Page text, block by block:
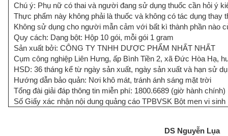
Chú ý: Phụ nữ có thai và người đang sử dụng thuốc cần hỏi ý
Thực phẩm này không phải là thuốc và không có tác dụng thay
Không sử dụng cho người mẫn cảm với bất kì thành phần nào
Quy cách: Dạng bột: Hộp 10 gói, mỗi gói 1 gram
Sản xuất bởi: CÔNG TY TNHH DƯỢC PHẨM NHẤT NHẤT
Cụm công nghiệp Liên Hưng, ấp Bình Tiền 2, xã Đức Hòa Hạ,
HSD: 36 tháng kể từ ngày sản xuất, ngày sản xuất và hạn sử
Hướng dẫn bảo quản: Nơi khô mát, tránh ánh sáng mặt trời
Tổng đài giải đáp thông tin miễn phí: 1800.6689 (giờ hành chính)
Số Giấy xác nhận nội dung quảng cáo TPBVSK Bột men vi
DS Nguyễn Lụa